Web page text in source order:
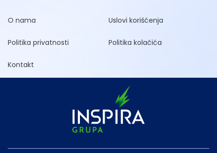
O nama Uslovi korišćenja
Politika privatnosti Politika kolačića
Kontakt